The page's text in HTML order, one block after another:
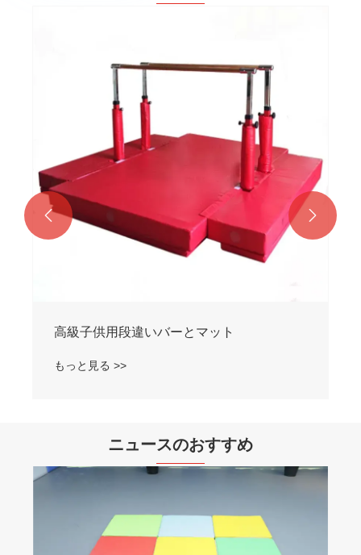
もっと見る >>
 
ニュースのおすすめ
うに改善できるのでしょうか?